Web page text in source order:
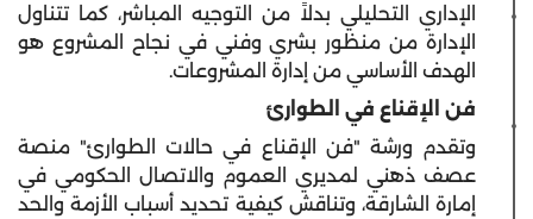
الإداري التحليلي بدلاً من التوجيه المباشر، كما تتناول
الإدارة من منظور بشري وفني في نجاح المشروع هو
الهدف الأساسي من إدارة المشروعات.
فن الإقناع في الطوارئ
وتقدم ورشة "فن الإقناع في حالات الطوارئ" منصة
عصف ذهني لمديري العموم والاتصال الحكومي في
إمارة الشارقة، وتناقش كيفية تحديد أسباب الأزمة والحد